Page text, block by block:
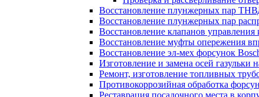
Восстановление плунжерных пар
Восстановление плунжерных пар
Восстановление клапанов
Восстановление муфты опережения
Восстановление эл-мех форсунок
Изготовление и замена осей
Ремонт, изготовление топливных
Противокоррозийная обработка
Реставрация посадочного места в